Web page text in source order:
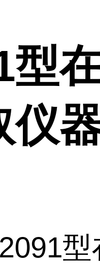
型
仪
型